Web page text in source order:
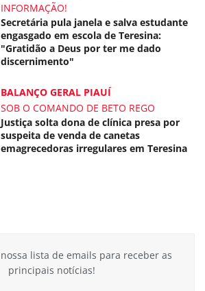
INFORMAÇÃO!
Secretária pula janela e salva estudante
engasgado em escola de Teresina:
"Gratidão a Deus por ter me dado
discernimento"
BALANÇO GERAL PIAUÍ
SOB O COMANDO DE BETO REGO
Justiça solta dona de clínica presa por
suspeita de venda de canetas
emagrecedoras irregulares em Teresina
lista de emails para receber as
principais notícias!